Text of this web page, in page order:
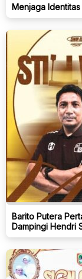
Menjaga
Barito Putera
Dampingi Hendri